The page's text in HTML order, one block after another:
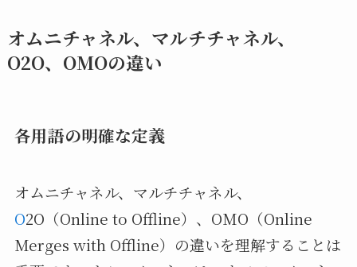
オムニチャネル、マルチチャネル、
O2O、OMOの違い
各用語の明確な定義
オムニチャネル、マルチチャネル、
O2O（Online to Offline）、OMO（Online
Merges with Offline）の違いを理解することは